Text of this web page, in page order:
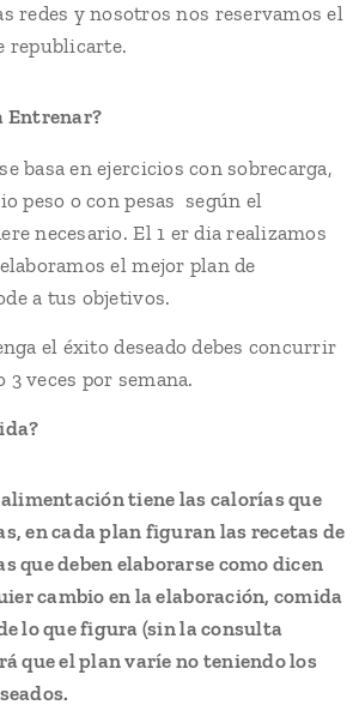
redes y nosotros nos reservamos el
republicarte.
Entrenar?
basa en ejercicios con sobrecarga,
peso o con pesas según el
necesario. El 1 er dia realizamos
el mejor plan de
a tus objetivos.
el éxito deseado debes concurrir
veces por semana.
tiene las calorías que
en cada plan figuran las recetas de
que deben elaborarse como dicen
cambio en la elaboración, comida
lo que figura (sin la consulta
que el plan varíe no teniendo los